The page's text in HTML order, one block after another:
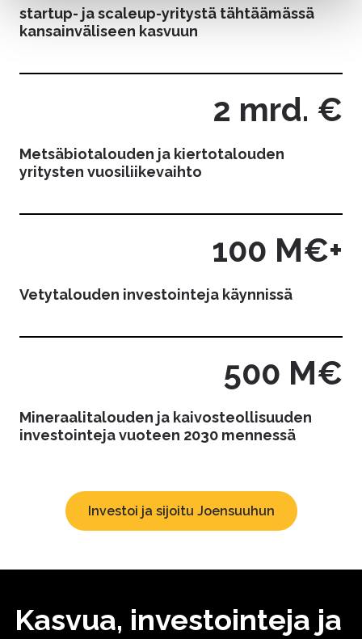
cookie consent banner.
startup- ja scaleup-yritystä tähtäämässä
kansainväliseen kasvuun
2 mrd. €
Metsäbiotalouden ja kiertotalouden
yritysten vuosiliikevaihto
100 M€+
Vetytalouden investointeja käynnissä
500 M€
Mineraalitalouden ja kaivosteollisuuden
investointeja vuoteen 2030 mennessä
Investoi ja sijoitu Joensuuhun
Kasvua, investointeja ja